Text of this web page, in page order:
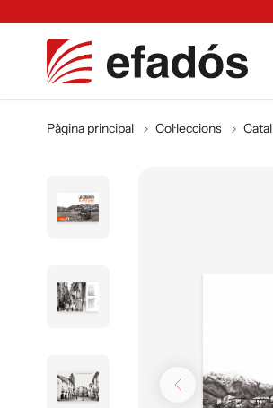
Pàgina principal Col·leccions